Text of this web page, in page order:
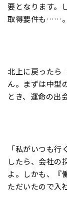
要となります。
取得要件も……。
北上に戻ったら
ん。まずは中型
とき、運命の出
「私がいつも
したら、会社の
よ。しかも、『
ただいたので入